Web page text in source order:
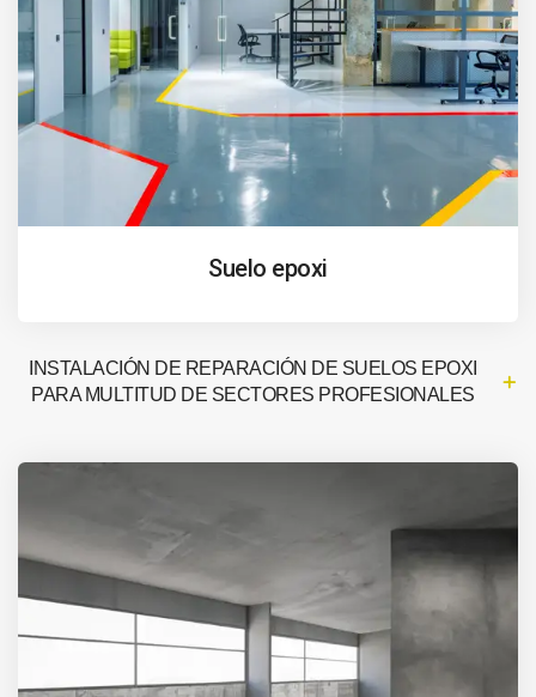
Suelo epoxi
INSTALACIÓN DE REPARACIÓN DE SUELOS EPOXI
PARA MULTITUD DE SECTORES PROFESIONALES